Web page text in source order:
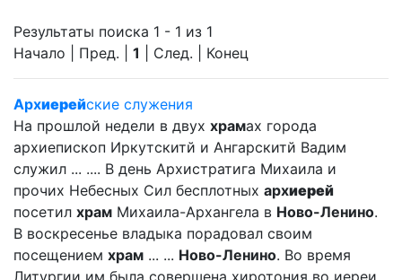
Результаты поиска 1 - 1 из 1
Начало | Пред. | 1 | След. | Конец
Архиерейские служения
На прошлой недели в двух храмах города
архиепископ Иркутскитй и Ангарскитй Вадим
служил ... .... В день Архистратига Михаила и
прочих Небесных Сил бесплотных архиерей
посетил храм Михаила-Архангела в Ново-Ленино.
В воскресенье владыка порадовал своим
посещением храм ... ... Ново-Ленино. Во время
Литургии им была совершена хиротония во иереи